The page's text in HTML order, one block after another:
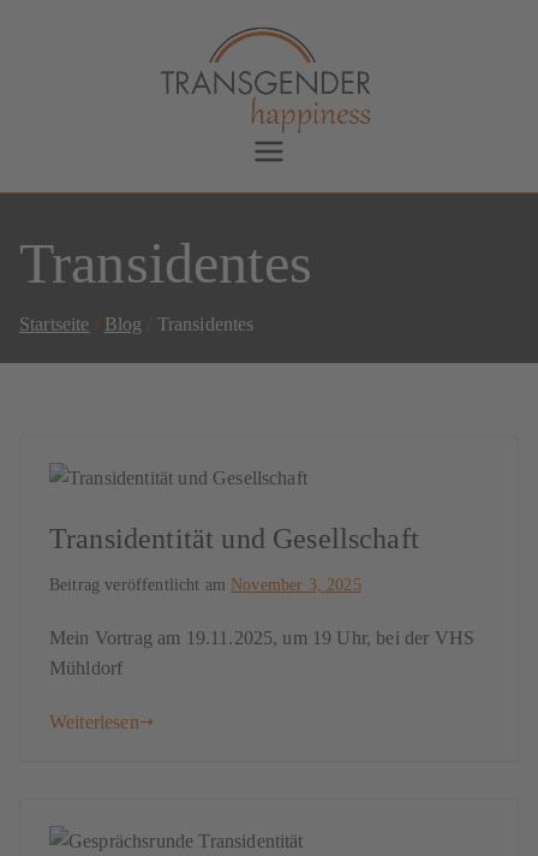
Transgender Happiness
Bianca Dorada
Transidentes
Startseite Blog Transidentes
Transidentität und Gesellschaft
Beitrag veröffentlicht am November 3, 2025
Mein Vortrag am 19.11.2025, um 19 Uhr, bei der VHS
Mühldorf
Weiterlesen